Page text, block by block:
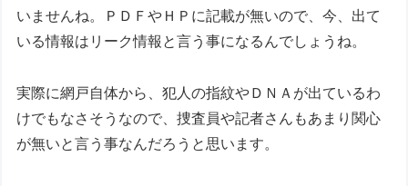
いませんね。ＰＤＦやＨＰに記載が無いので、今、出て
いる情報はリーク情報と言う事になるんでしょうね。
実際に網戸自体から、犯人の指紋やＤＮＡが出ているわ
けでもなさそうなので、捜査員や記者さんもあまり関心
が無いと言う事なんだろうと思います。